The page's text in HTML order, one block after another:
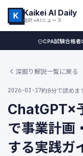
K Kaikei AI Daily
会計×AIニュース
CPA試験合格
深掘り解説一覧に戻る
2026-03-17約8分で読めま
ChatGPT×
で事業計画
する実践ガ